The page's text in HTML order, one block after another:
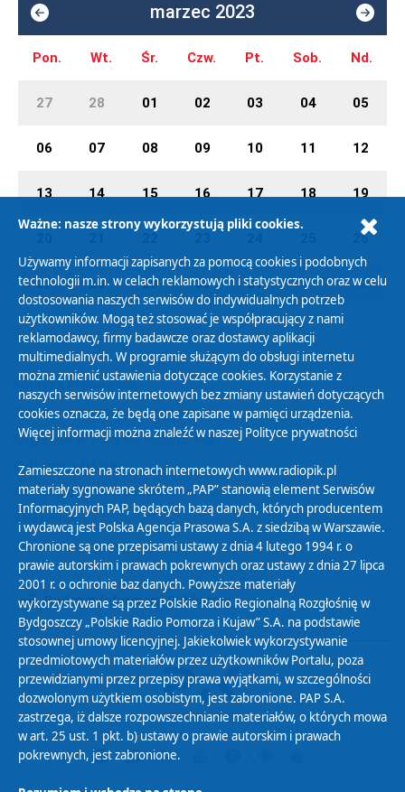
marzec 2023
Pon. Wt. Śr. Czw. Pt. Sob. Nd.
27 28 01 02 03 04 05
06 07 08 09 10 11 12
13 14 15 16 17 18 19
26
27 28 29 30 31 01 02
Polityka Prywatności
Zasady korzystania z Serwisu
Organizacje Pożytku Publicznego
Cyfryzacja DAB+
Polityka ochrony danych osobowych
Abonament
Zamówienia publiczne
Biuletyn Informacji Publicznej
Ważne: nasze strony wykorzystują pliki cookies.
Używamy informacji zapisanych za pomocą cookies i podobnych
technologii m.in. w celach reklamowych i statystycznych oraz w celu
dostosowania naszych serwisów do indywidualnych potrzeb
użytkowników. Mogą też stosować je współpracujący z nami
reklamodawcy, firmy badawcze oraz dostawcy aplikacji
multimedialnych. W programie służącym do obsługi internetu
można zmienić ustawienia dotyczące cookies. Korzystanie z
naszych serwisów internetowych bez zmiany ustawień dotyczących
cookies oznacza, że będą one zapisane w pamięci urządzenia.
Więcej informacji można znaleźć w naszej Polityce prywatności
Zamieszczone na stronach internetowych www.radiopik.pl
materiały sygnowane skrótem „PAP” stanowią element Serwisów
Informacyjnych PAP, będących bazą danych, których producentem
i wydawcą jest Polska Agencja Prasowa S.A. z siedzibą w Warszawie.
Chronione są one przepisami ustawy z dnia 4 lutego 1994 r. o
prawie autorskim i prawach pokrewnych oraz ustawy z dnia 27 lipca
2001 r. o ochronie baz danych. Powyższe materiały
wykorzystywane są przez Polskie Radio Regionalną Rozgłośnię w
Bydgoszczy „Polskie Radio Pomorza i Kujaw” S.A. na podstawie
stosownej umowy licencyjnej. Jakiekolwiek wykorzystywanie
przedmiotowych materiałów przez użytkowników Portalu, poza
przewidzianymi przez przepisy prawa wyjątkami, w szczególności
dozwolonym użytkiem osobistym, jest zabronione. PAP S.A.
zastrzega, iż dalsze rozpowszechnianie materiałów, o których mowa
w art. 25 ust. 1 pkt. b) ustawy o prawie autorskim i prawach
pokrewnych, jest zabronione.